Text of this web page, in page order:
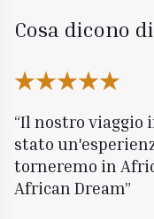
Cosa dicono
Il nostro viaggio
stato
torneremo in
African Dream